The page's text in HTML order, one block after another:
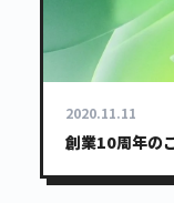
2020.11.11
創業10周年の